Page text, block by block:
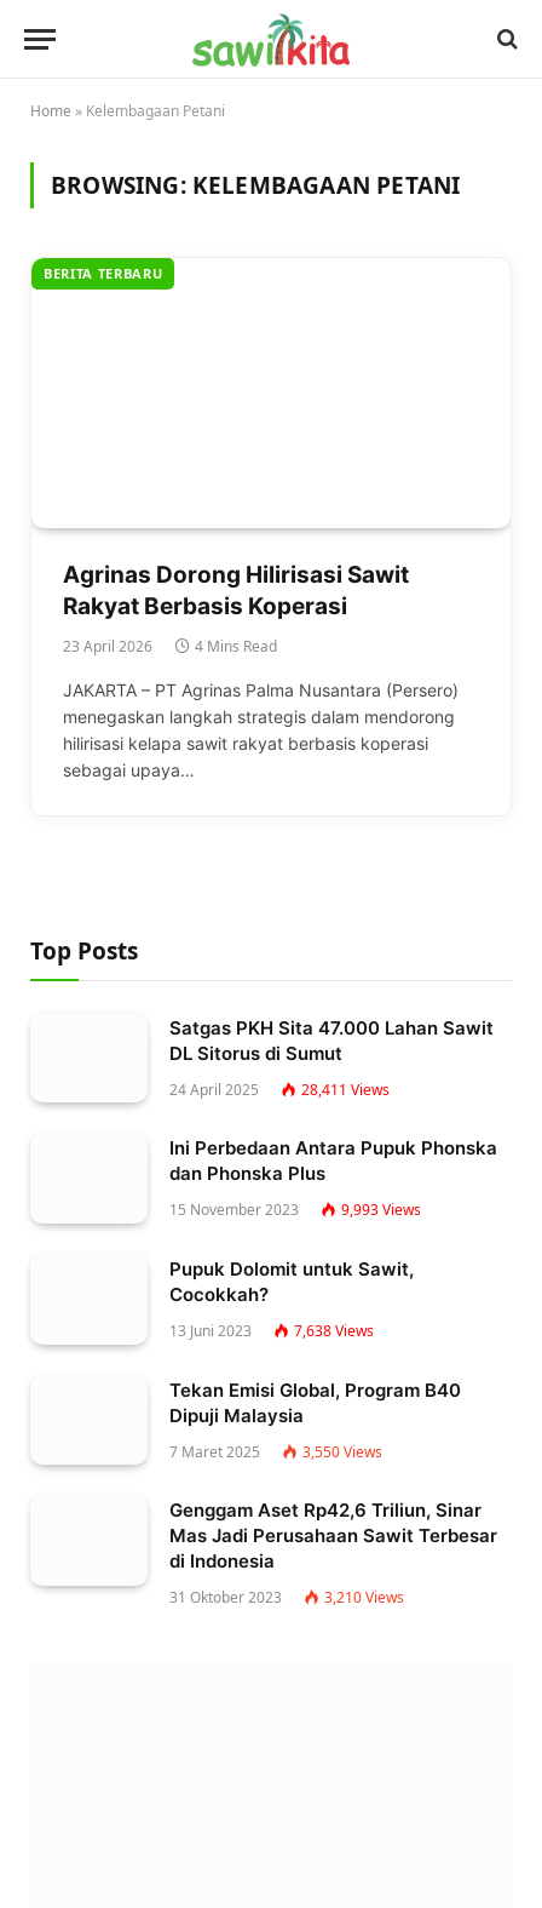
Home » Kelembagaan Petani
BROWSING: KELEMBAGAAN PETANI
BERITA TERBARU
Agrinas Dorong Hilirisasi Sawit
Rakyat Berbasis Koperasi
23 April 2026 4 Mins Read
JAKARTA – PT Agrinas Palma Nusantara (Persero)
menegaskan langkah strategis dalam mendorong
hilirisasi kelapa sawit rakyat berbasis koperasi
sebagai upaya…
Top Posts
Satgas PKH Sita 47.000 Lahan Sawit
DL Sitorus di Sumut
24 April 2025 28,411 Views
Ini Perbedaan Antara Pupuk Phonska
dan Phonska Plus
15 November 2023 9,993Views
Pupuk Dolomit untuk Sawit,
Cocokkah?
13 Juni 2023 7,638Views
Tekan Emisi Global, Program B40
Dipuji Malaysia
7 Maret 2025 3,550Views
Genggam Aset Rp42,6 Triliun, Sinar
Mas Jadi Perusahaan Sawit Terbesar
di Indonesia
31 Oktober 2023 3,210Views